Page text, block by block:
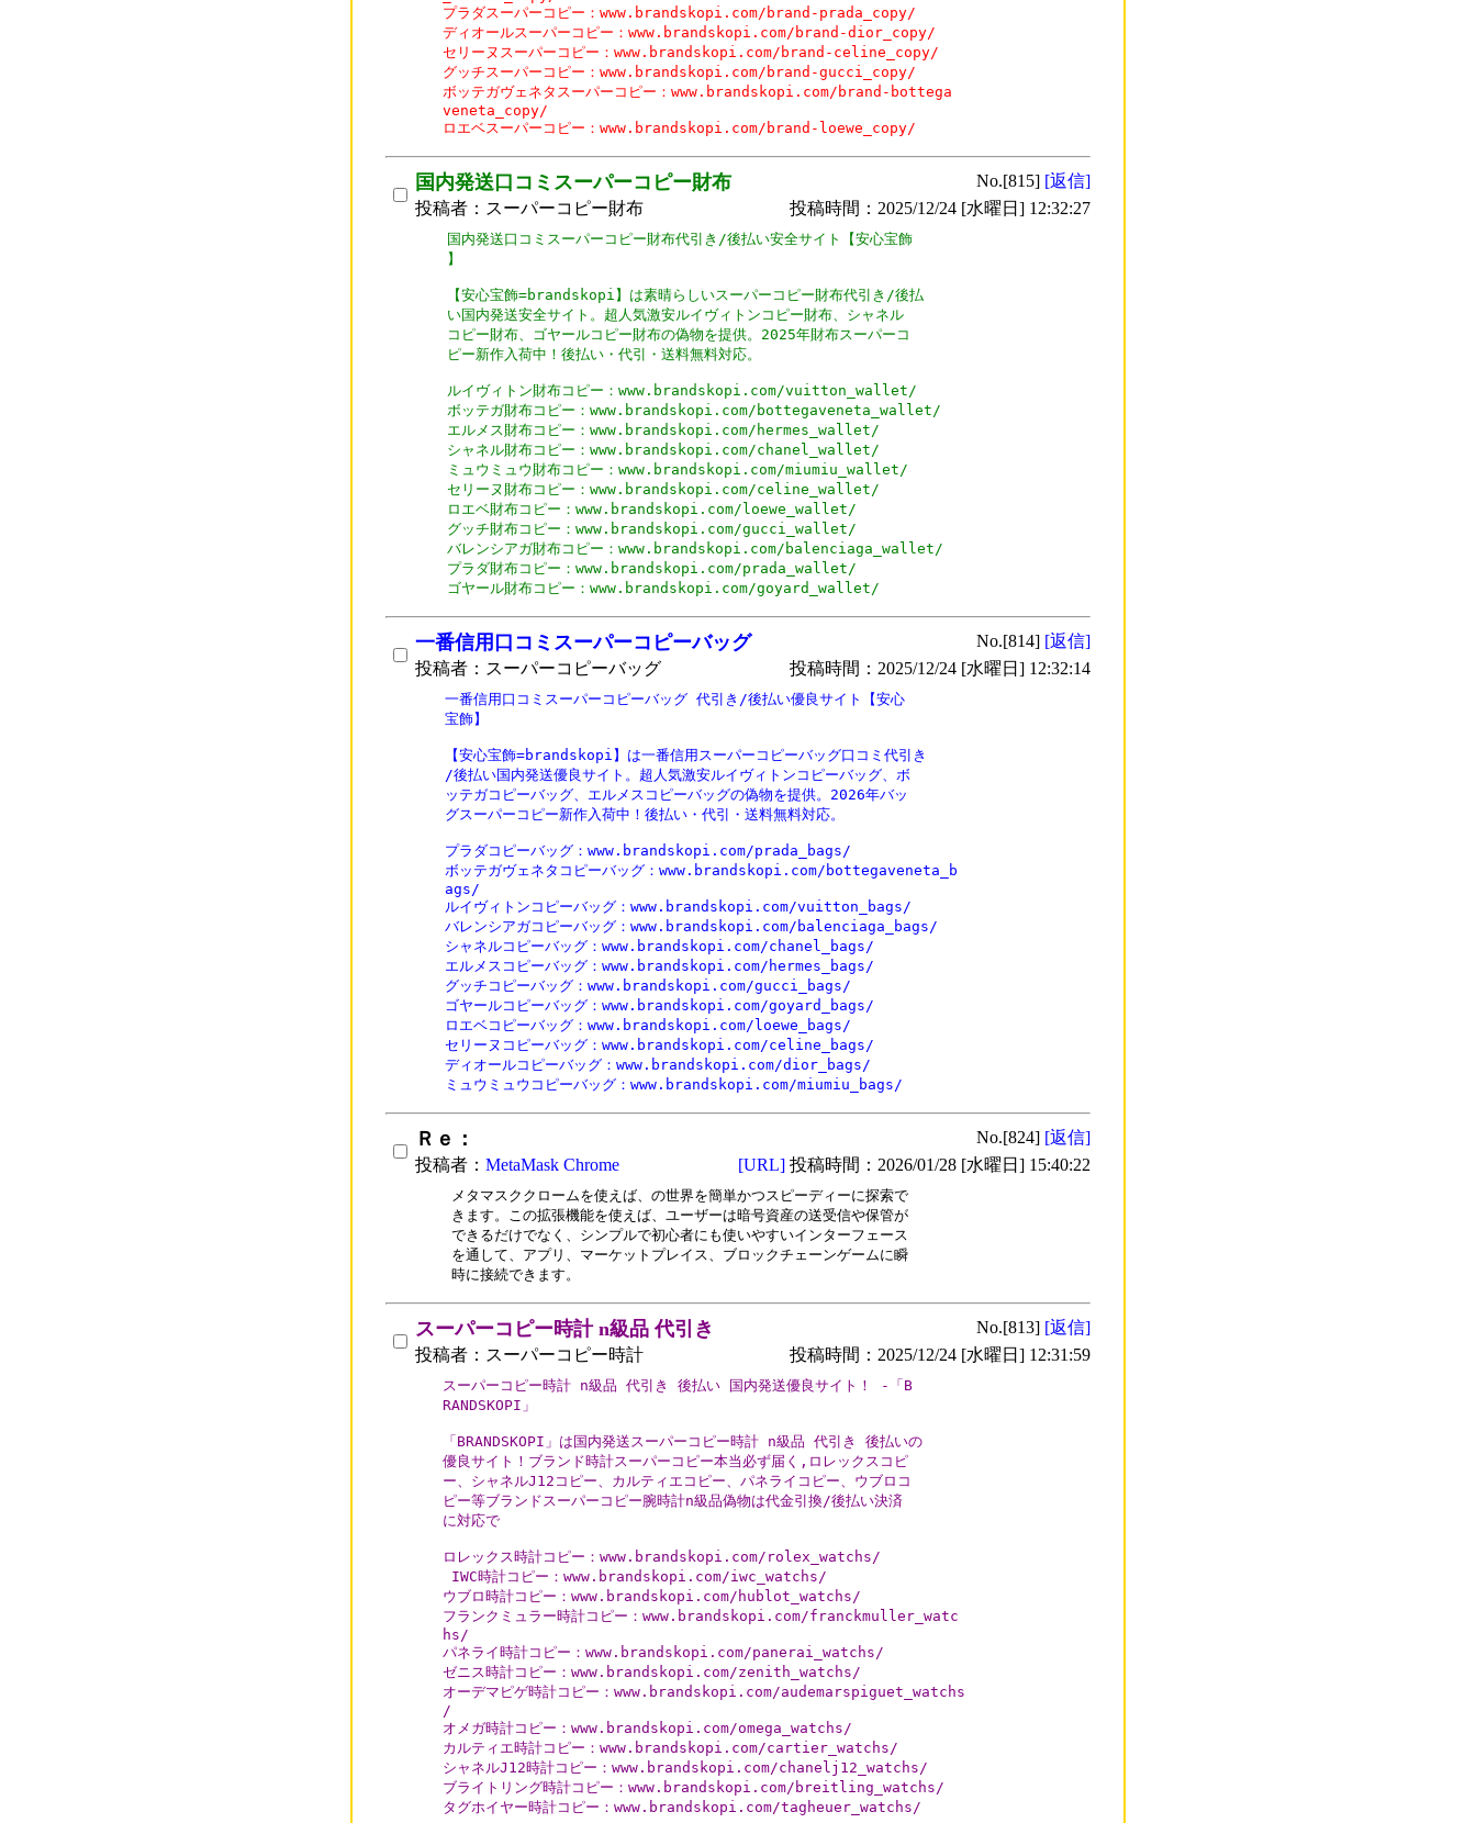
プラダスーパーコピー：www.brandskopi.com/brand-prada_copy/
ディオールスーパーコピー：www.brandskopi.com/brand-dior_copy/
セリーヌスーパーコピー：www.brandskopi.com/brand-celine_copy/
グッチスーパーコピー：www.brandskopi.com/brand-gucci_copy/
ボッテガヴェネタスーパーコピー：www.brandskopi.com/brand-bottega
veneta_copy/
ロエベスーパーコピー：www.brandskopi.com/brand-loewe_copy/
国内発送口コミスーパーコピー財布 No.[815] [返信]
投稿者：スーパーコピー財布
投稿時間：2025/12/24 [水曜日] 12:32:27
国内発送口コミスーパーコピー財布代引き/後払い安全サイト【安心宝飾
】
【安心宝飾=brandskopi】は素晴らしいスーパーコピー財布代引き/後払
い国内発送安全サイト。超人気激安ルイヴィトンコピー財布、シャネル
コピー財布、ゴヤールコピー財布の偽物を提供。2025年財布スーパーコ
ピー新作入荷中！後払い・代引・送料無料対応。
ルイヴィトン財布コピー：www.brandskopi.com/vuitton_wallet/
ボッテガ財布コピー：www.brandskopi.com/bottegaveneta_wallet/
エルメス財布コピー：www.brandskopi.com/hermes_wallet/
シャネル財布コピー：www.brandskopi.com/chanel_wallet/
ミュウミュウ財布コピー：www.brandskopi.com/miumiu_wallet/
セリーヌ財布コピー：www.brandskopi.com/celine_wallet/
ロエベ財布コピー：www.brandskopi.com/loewe_wallet/
グッチ財布コピー：www.brandskopi.com/gucci_wallet/
バレンシアガ財布コピー：www.brandskopi.com/balenciaga_wallet/
プラダ財布コピー：www.brandskopi.com/prada_wallet/
ゴヤール財布コピー：www.brandskopi.com/goyard_wallet/
一番信用口コミスーパーコピーバッグ No.[814] [返信]
投稿者：スーパーコピーバッグ
投稿時間：2025/12/24 [水曜日] 12:32:14
一番信用口コミスーパーコピーバッグ 代引き/後払い優良サイト【安心
宝飾】
【安心宝飾=brandskopi】は一番信用スーパーコピーバッグ口コミ代引き
/後払い国内発送優良サイト。超人気激安ルイヴィトンコピーバッグ、ボ
ッテガコピーバッグ、エルメスコピーバッグの偽物を提供。2026年バッ
グスーパーコピー新作入荷中！後払い・代引・送料無料対応。
プラダコピーバッグ：www.brandskopi.com/prada_bags/
ボッテガヴェネタコピーバッグ：www.brandskopi.com/bottegaveneta_b
ags/
ルイヴィトンコピーバッグ：www.brandskopi.com/vuitton_bags/
バレンシアガコピーバッグ：www.brandskopi.com/balenciaga_bags/
シャネルコピーバッグ：www.brandskopi.com/chanel_bags/
エルメスコピーバッグ：www.brandskopi.com/hermes_bags/
グッチコピーバッグ：www.brandskopi.com/gucci_bags/
ゴヤールコピーバッグ：www.brandskopi.com/goyard_bags/
ロエベコピーバッグ：www.brandskopi.com/loewe_bags/
セリーヌコピーバッグ：www.brandskopi.com/celine_bags/
ディオールコピーバッグ：www.brandskopi.com/dior_bags/
ミュウミュウコピーバッグ：www.brandskopi.com/miumiu_bags/
Ｒｅ： No.[824] [返信]
投稿者： MetaMask Chrome [URL] 投稿時間：2026/01/28 [水曜日] 15:40:22
メタマスククロームを使えば、の世界を簡単かつスピーディーに探索で
きます。この拡張機能を使えば、ユーザーは暗号資産の送受信や保管が
できるだけでなく、シンプルで初心者にも使いやすいインターフェース
を通して、アプリ、マーケットプレイス、ブロックチェーンゲームに瞬
時に接続できます。
スーパーコピー時計 n級品 代引き No.[813] [返信]
投稿者：スーパーコピー時計
投稿時間：2025/12/24 [水曜日] 12:31:59
スーパーコピー時計 n級品 代引き 後払い 国内発送優良サイト！ -「B
RANDSKOPI」
「BRANDSKOPI」は国内発送スーパーコピー時計 n級品 代引き 後払いの
優良サイト！ブランド時計スーパーコピー本当必ず届く,ロレックスコピ
ー、シャネルJ12コピー、カルティエコピー、パネライコピー、ウブロコ
ピー等ブランドスーパーコピー腕時計n級品偽物は代金引換/後払い決済
に対応で
ロレックス時計コピー：www.brandskopi.com/rolex_watchs/
IWC時計コピー：www.brandskopi.com/iwc_watchs/
ウブロ時計コピー：www.brandskopi.com/hublot_watchs/
フランクミュラー時計コピー：www.brandskopi.com/franckmuller_watc
hs/
パネライ時計コピー：www.brandskopi.com/panerai_watchs/
ゼニス時計コピー：www.brandskopi.com/zenith_watchs/
オーデマピゲ時計コピー：www.brandskopi.com/audemarspiguet_watchs
/
オメガ時計コピー：www.brandskopi.com/omega_watchs/
カルティエ時計コピー：www.brandskopi.com/cartier_watchs/
シャネルJ12時計コピー：www.brandskopi.com/chanelj12_watchs/
ブライトリング時計コピー：www.brandskopi.com/breitling_watchs/
タグホイヤー時計コピー：www.brandskopi.com/tagheuer_watchs/